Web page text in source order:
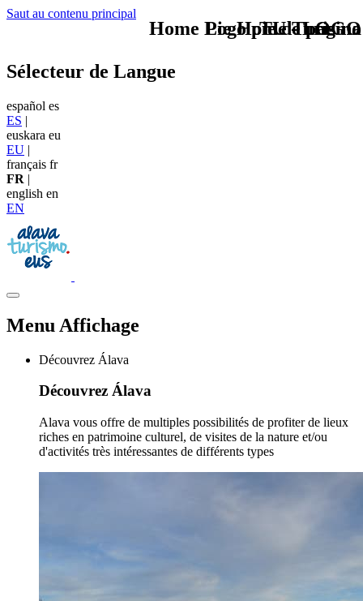
Saut au contenu principal
TU - LOGO
Sélecteur de Langue
español es
ES |
euskara eu
EU |
français fr
FR |
english en
EN
Menu Affichage
Découvrez Álava
Découvrez Álava
Alava vous offre de multiples possibilités de profiter de lieux
riches en patrimoine culturel, de visites de la nature et/ou
d'activités très intéressantes de différents types
Home Logo pie de página
Pie Home Turismo